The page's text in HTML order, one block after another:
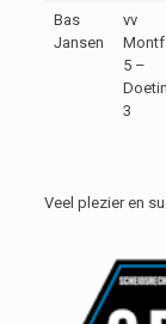
Bas
Jansen
vv
5 –
3
Veel plezier en